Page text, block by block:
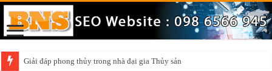
Giải đáp phong thủy trong nhà đại gia Thủy sản